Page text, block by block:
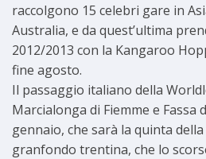
raccolgono 15 celebri gare in
Australia, e da quest’ultima
2012/2013 con la Kangaroo
fine agosto.
Il passaggio italiano della
Marcialonga di Fiemme e Fassa
gennaio, che sarà la quinta
granfondo trentina, che lo